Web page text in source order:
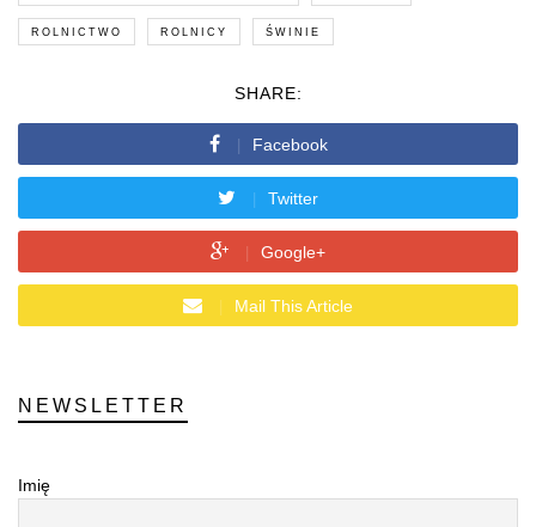
ROLNICTWO ROLNICY ŚWINIE
SHARE:
Facebook
Twitter
Google+
Mail This Article
NEWSLETTER
Imię